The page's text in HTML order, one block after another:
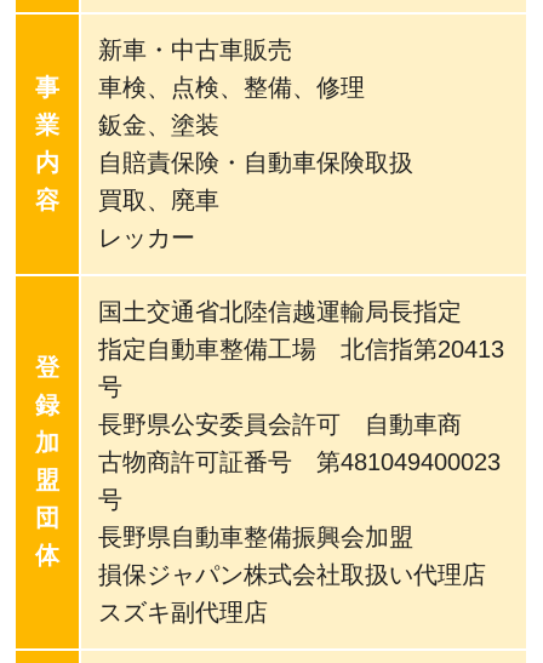
事
業
内
容
新車・中古車販売
車検、点検、整備、修理
鈑金、塗装
自賠責保険・自動車保険取扱
買取、廃車
レッカー
登
録
加
盟
団
体
国土交通省北陸信越運輸局長指定
指定自動車整備工場 北信指第20413
号
長野県公安委員会許可 自動車商
古物商許可証番号 第481049400023
号
長野県自動車整備振興会加盟
損保ジャパン株式会社取扱い代理店
スズキ副代理店